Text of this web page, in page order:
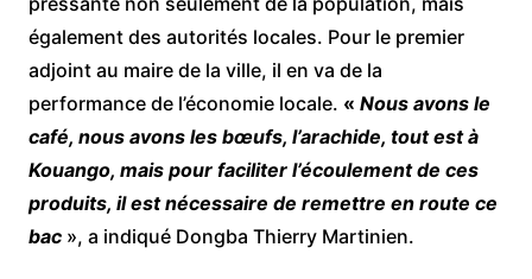
également des autorités locales. Pour le premier
adjoint au maire de la ville, il en va de la
performance de l’économie locale. « Nous avons le
café, nous avons les bœufs, l’arachide, tout est à
Kouango, mais pour faciliter l’écoulement de ces
produits, il est nécessaire de remettre en route ce
bac », a indiqué Dongba Thierry Martinien.